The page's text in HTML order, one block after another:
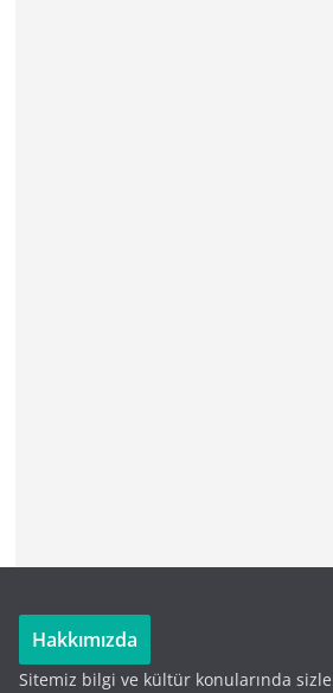
Hakkımızda
Sitemiz bilgi ve kültür konularında